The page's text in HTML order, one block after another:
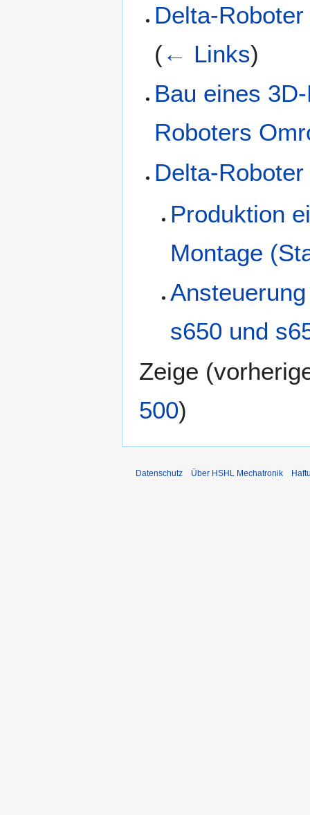
Delta-
(← Links)
Bau eines
Roboters
Delta-
Produktion
Montage
s650 und
Zeige (
500)
Datenschutz Über HSHL Mechatronik